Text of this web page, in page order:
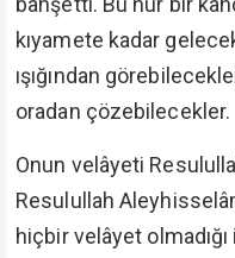
kıyamete kadar
ışığından
oradan çözebilecekler.
Onun velâyeti
Resulullah
hiçbir velâyet